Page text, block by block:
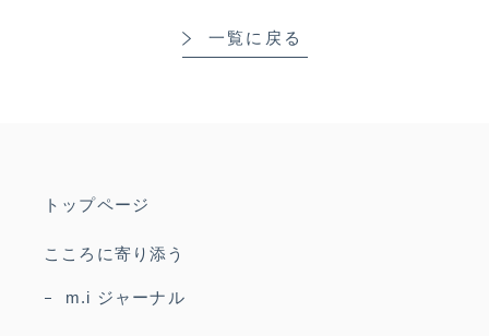
一覧に戻る
トップページ
こころに寄り添う
m.i ジャーナル